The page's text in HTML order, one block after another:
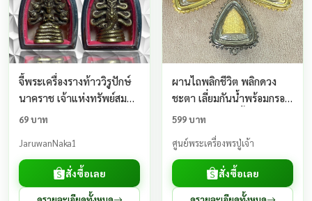
จี้พระเครื่องรางท้าววิรูปักษ์
นาคราช เจ้าแห่งทรัพย์สมบัติ
(รุ่น พระเหนือนาค) ผ่านพิธี
69 บาท
JaruwanNaka1
สั่งซื้อเลย
ผานไถพลิกชีวิต พลิกดวง
ชะตา เลี่ยมกันน้ำพร้อมกรอบ
ไข่ปลา ครูบาคำฝั้น วัดกอ
599 บาท
ศูนย์พระเครื่องพรปู่เจ้า
สั่งซื้อเลย